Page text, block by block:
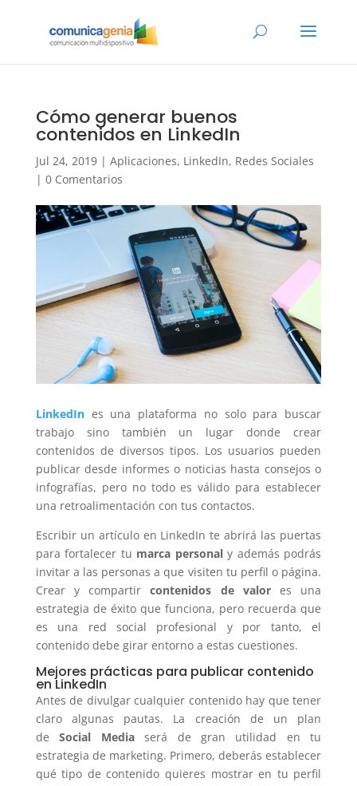
Cómo generar buenos
contenidos en LinkedIn
Jul 24, 2019| Aplicaciones, LinkedIn, Redes Sociales
| 0 Comentarios
LinkedInes una plataforma no solo para buscar
trabajo sino también un lugar donde crear
contenidos de diversos tipos. Los usuarios pueden
publicar desde informes o noticias hasta consejos o
infografías, pero no todo es válido para establecer
una retroalimentación con tus contactos.
Escribir un artículo en LinkedIn te abrirá las puertas
para fortalecer tu marca personaly además podrás
invitar a las personas a que visiten tu perfil o página.
Crear y compartircontenidos de valores una
estrategia de éxito que funciona, pero recuerda que
es una red social profesional y por tanto, el
contenido debe girar entorno a estas cuestiones.
Mejores prácticas para publicar contenido
en LinkedIn
Antes de divulgar cualquier contenido hay que tener
claro algunas pautas. La creación de un plan
deSocial Mediaserá de gran utilidad en tu
estrategia de marketing. Primero, deberás establecer
qué tipo de contenido quieres mostrar en tu perfil